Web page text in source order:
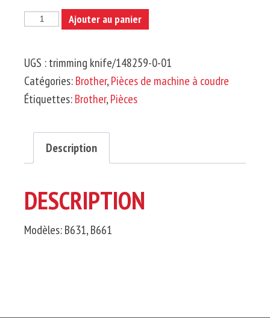
quantité
Couteau
de
Coupe
Ajouter au panier
UGS :trimming knife/148259-0-01
Catégories:Brother,Pièces de machine à coudre
Étiquettes:Brother,Pièces
Description
DESCRIPTION
Modèles: B631, B661